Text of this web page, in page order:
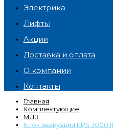
Электрика
Лифты
Акции
Доставка и оплата
О компании
Контакты
Главная
Комплектующие
МЛЗ
Блок эвакуации EPS